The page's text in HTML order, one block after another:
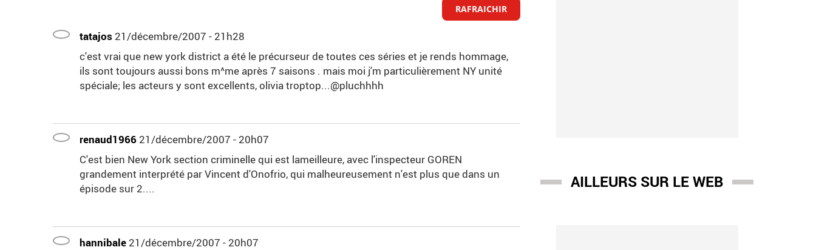
RAFRAICHIR
tatajos 21/décembre/2007 - 21h28
c'est vrai que new york district a été le précurseur de toutes ces séries et je rends hommage,
ils sont toujours aussi bons m^me après 7 saisons . mais moi j'm particulièrement NY unité
spéciale; les acteurs y sont excellents, olivia troptop...@pluchhhh
renaud1966 21/décembre/2007 - 20h07
C'est bien New York section criminelle qui est lameilleure, avec l'inspecteur GOREN
grandement interprété par Vincent d'Onofrio, qui malheureusement n'est plus que dans un
épisode sur 2....
hannibale 21/décembre/2007 - 20h07
AILLEURS SUR LE WEB